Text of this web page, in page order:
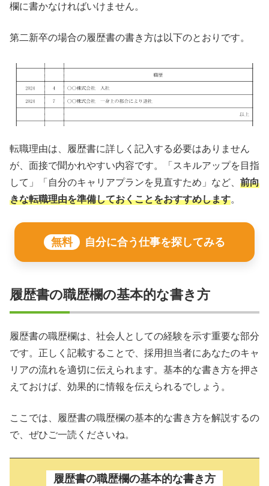
欄に書かなければいけません。
第二新卒の場合の履歴書の書き方は以下のとおりです。
転職理由は、履歴書に詳しく記入する必要はありません
が、面接で聞かれやすい内容です。「スキルアップを目指
して」「自分のキャリアプランを見直すため」など、 前向
きな転職理由を準備しておくことをおすすめします。
無料 自分に合う仕事を探してみる
履歴書の職歴欄の基本的な書き方
履歴書の職歴欄は、社会人としての経験を示す重要な部分
です。正しく記載することで、採用担当者にあなたのキャ
リアの流れを適切に伝えられます。基本的な書き方を押さ
えておけば、効果的に情報を伝えられるでしょう。
ここでは、履歴書の職歴欄の基本的な書き方を解説するの
で、ぜひご一読くださいね。
履歴書の職歴欄の基本的な書き方